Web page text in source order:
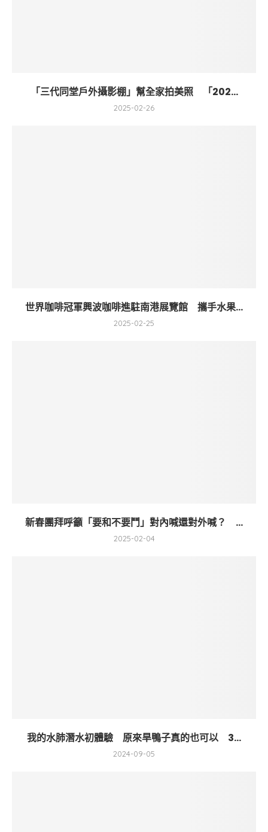
「三代同堂戶外攝影棚」幫全家拍美照 「202...
2025-02-26
世界咖啡冠軍興波咖啡進駐南港展覽館 攜手水果...
2025-02-25
新春團拜呼籲「要和不要鬥」對內喊還對外喊？ ...
2025-02-04
我的水肺潛水初體驗 原來旱鴨子真的也可以 3...
2024-09-05